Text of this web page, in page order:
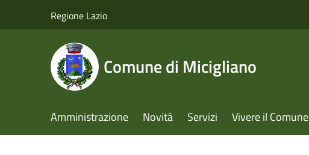
Regione Lazio
Comune di Micigliano
Amministrazione Novità Servizi Vivere il Comune